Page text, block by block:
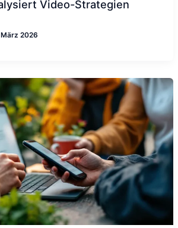
Video-Strategien
März 2026